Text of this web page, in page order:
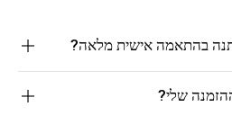
בהתאמה אישית מלאה?
שלי?